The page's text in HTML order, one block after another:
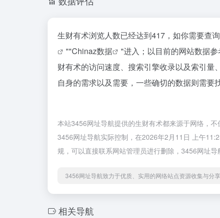
生财有术浏览人数已经达到417，如你需要查
""Chinaz数据
"进入；以目前的网站数据
财有术的访问速度、搜索引擎收录以及索引
自身的需求以及需要，一些确切的数据则需
本站3456网址导航提供的生财有术都来源于网络，
3456网址导航实际控制，在2026年2月11日 上午
规，可以直接联系网站管理员进行删除，3456网址
3456网址导航致力于优质、实用的网络站点资源收集与分
相关导航